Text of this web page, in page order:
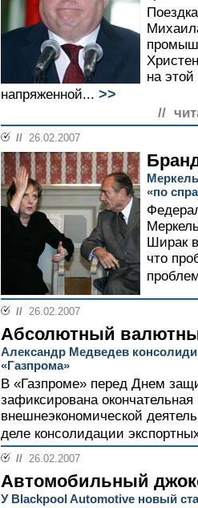
на
напряженной... >>
//
// 26.02.2007
«по
Ширак
что
// 26.02.2007
Абсолютный
Александр Медведев
«Газпрома»
В «Газпроме» перед Днем
зафиксирована
внешнеэкономической
деле консолидации
// 26.02.2007
Автомобильный
У Blackpool Automotive новый